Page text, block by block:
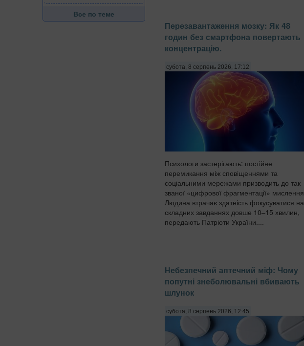
Все по теме
Перезавантаження мозку: Як 48
годин без смартфона повертають
концентрацію.
субота, 8 серпень 2026, 17:12
Психологи застерігають: постійне
перемикання між сповіщеннями та
соціальними мережами призводить до так
званої «цифрової фрагментації» мислення.
Людина втрачає здатність фокусуватися на
складних завданнях довше 10–15 хвилин,
передають Патріоти України....
Небезпечний аптечний міф: Чому
попутні знеболювальні вбивають
шлунок
субота, 8 серпень 2026, 12:45